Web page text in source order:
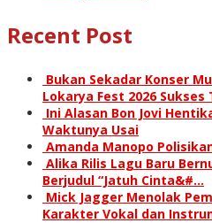
Recent Post
Bukan Sekadar Konser
Lokarya Fest 2026 Sukses
Ini Alasan Bon Jovi
Waktunya Usai
Amanda Manopo
Alika Rilis Lagu Baru
Berjudul “Jatuh Cinta&#…
Mick Jagger Menolak
Karakter Vokal dan